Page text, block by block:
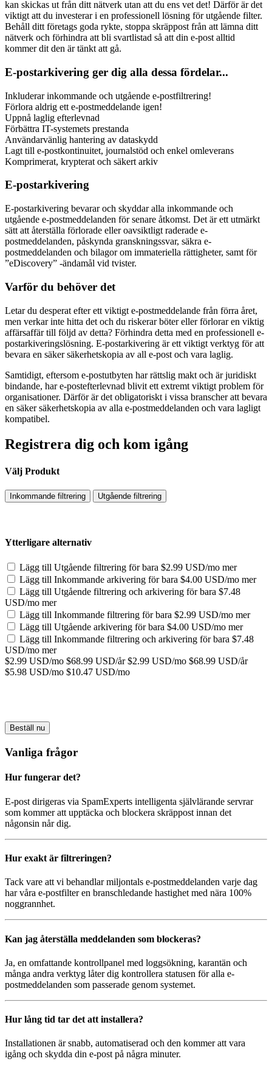
kan skickas ut från ditt nätverk utan att du ens vet det! Därför är det
viktigt att du investerar i en professionell lösning för utgående filter.
Behåll ditt företags goda rykte, stoppa skräppost från att lämna ditt
nätverk och förhindra att bli svartlistad så att din e-post alltid
kommer dit den är tänkt att gå.
E-postarkivering ger dig alla dessa fördelar...
Inkluderar inkommande och utgående e-postfiltrering!
Förlora aldrig ett e-postmeddelande igen!
Uppnå laglig efterlevnad
Förbättra IT-systemets prestanda
Användarvänlig hantering av dataskydd
Lagt till e-postkontinuitet, journalstöd och enkel omleverans
Komprimerat, krypterat och säkert arkiv
E-postarkivering
E-postarkivering bevarar och skyddar alla inkommande och
utgående e-postmeddelanden för senare åtkomst. Det är ett utmärkt
sätt att återställa förlorade eller oavsiktligt raderade e-
postmeddelanden, påskynda granskningssvar, säkra e-
postmeddelanden och bilagor om immateriella rättigheter, samt för
”eDiscovery” -ändamål vid tvister.
Varför du behöver det
Letar du desperat efter ett viktigt e-postmeddelande från förra året,
men verkar inte hitta det och du riskerar böter eller förlorar en viktig
affärsaffär till följd av detta? Förhindra detta med en professionell e-
postarkiveringslösning. E-postarkivering är ett viktigt verktyg för att
bevara en säker säkerhetskopia av all e-post och vara laglig.
Samtidigt, eftersom e-postutbyten har rättslig makt och är juridiskt
bindande, har e-postefterlevnad blivit ett extremt viktigt problem för
organisationer. Därför är det obligatoriskt i vissa branscher att bevara
en säker säkerhetskopia av alla e-postmeddelanden och vara lagligt
kompatibel.
Registrera dig och kom igång
Välj Produkt
Inkommande filtrering Utgående filtrering
Ytterligare alternativ
Lägg till Utgående filtrering förbara $2.99 USD/mo mer
Lägg till Inkommande arkivering förbara $4.00 USD/mo mer
Lägg till Utgående filtrering och arkivering förbara $7.48
USD/mo mer
Lägg till Inkommande filtrering förbara $2.99 USD/mo mer
Lägg till Utgående arkivering förbara $4.00 USD/mo mer
Lägg till Inkommande filtrering och arkivering förbara $7.48
USD/mo mer
$2.99 USD/mo $68.99 USD/år $2.99 USD/mo $68.99 USD/år
$5.98 USD/mo $10.47 USD/mo
Beställ nu
Vanliga frågor
Hur fungerar det?
E-post dirigeras via SpamExperts intelligenta självlärande servrar
som kommer att upptäcka och blockera skräppost innan det
någonsin når dig.
Hur exakt är filtreringen?
Tack vare att vi behandlar miljontals e-postmeddelanden varje dag
har våra e-postfilter en branschledande hastighet med nära 100%
noggrannhet.
Kan jag återställa meddelanden som blockeras?
Ja, en omfattande kontrollpanel med loggsökning, karantän och
många andra verktyg låter dig kontrollera statusen för alla e-
postmeddelanden som passerade genom systemet.
Hur lång tid tar det att installera?
Installationen är snabb, automatiserad och den kommer att vara
igång och skydda din e-post på några minuter.